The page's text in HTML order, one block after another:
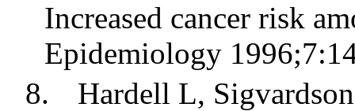
Increased cancer risk
Epidemiology
8.
Hardell L,